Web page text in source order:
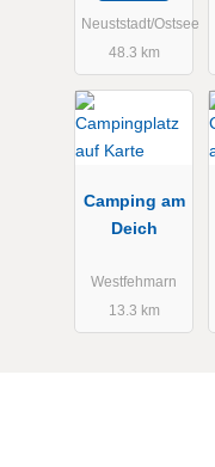
Neuststadt/Ostsee
48.3 km
Camping am
Deich
Westfehmarn
13.3 km